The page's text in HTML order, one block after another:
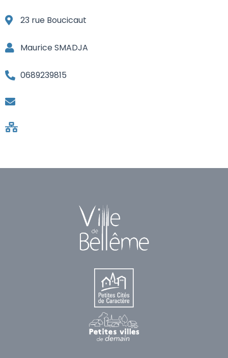
23 rue Boucicaut
Maurice SMADJA
0689239815